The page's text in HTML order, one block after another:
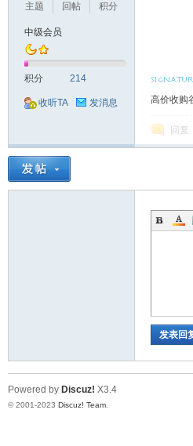
主题
回帖
积分
中级会员
积分 214
收听TA 发消息 高价收购
回复
发表回
Powered by Discuz! X3.4
© 2001-2023 Discuz! Team